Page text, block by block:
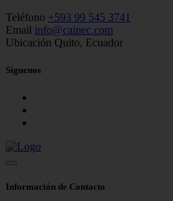
Teléfono +593 99 545 3741
Email info@cainec.com
Ubicación Quito, Ecuador
Síguenos
Información de Contacto